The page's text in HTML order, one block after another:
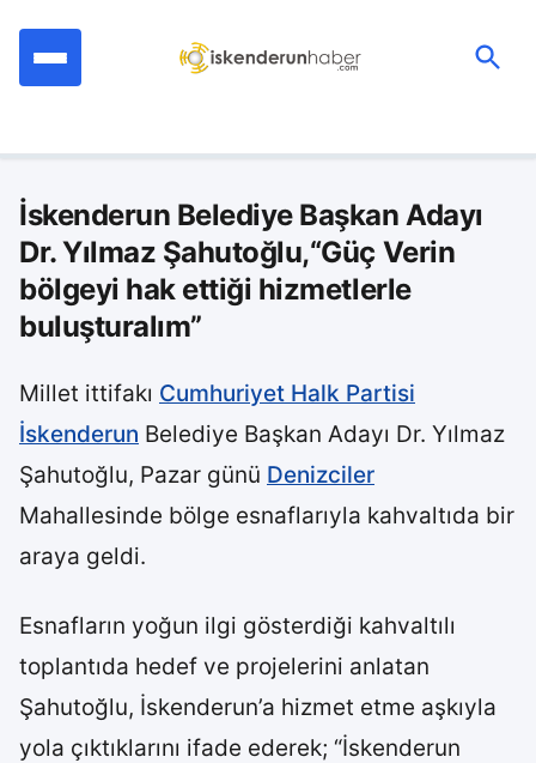
İskenderun Belediye Başkan Adayı
Dr. Yılmaz Şahutoğlu,“Güç Verin
bölgeyi hak ettiği hizmetlerle
buluşturalım”
Millet ittifakı Cumhuriyet Halk Partisi
İskenderun Belediye Başkan Adayı Dr. Yılmaz
Şahutoğlu, Pazar günü Denizciler
Mahallesinde bölge esnaflarıyla kahvaltıda bir
araya geldi.
Esnafların yoğun ilgi gösterdiği kahvaltılı
toplantıda hedef ve projelerini anlatan
Şahutoğlu, İskenderun’a hizmet etme aşkıyla
yola çıktıklarını ifade ederek; “İskenderun